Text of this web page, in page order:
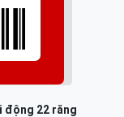
động 22 răng